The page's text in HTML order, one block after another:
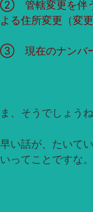
② 管轄変更を伴う
よる住所変更（変
③ 現在のナンバー
ま、そうでしょうね
早い話が、たいて
いってことですな。